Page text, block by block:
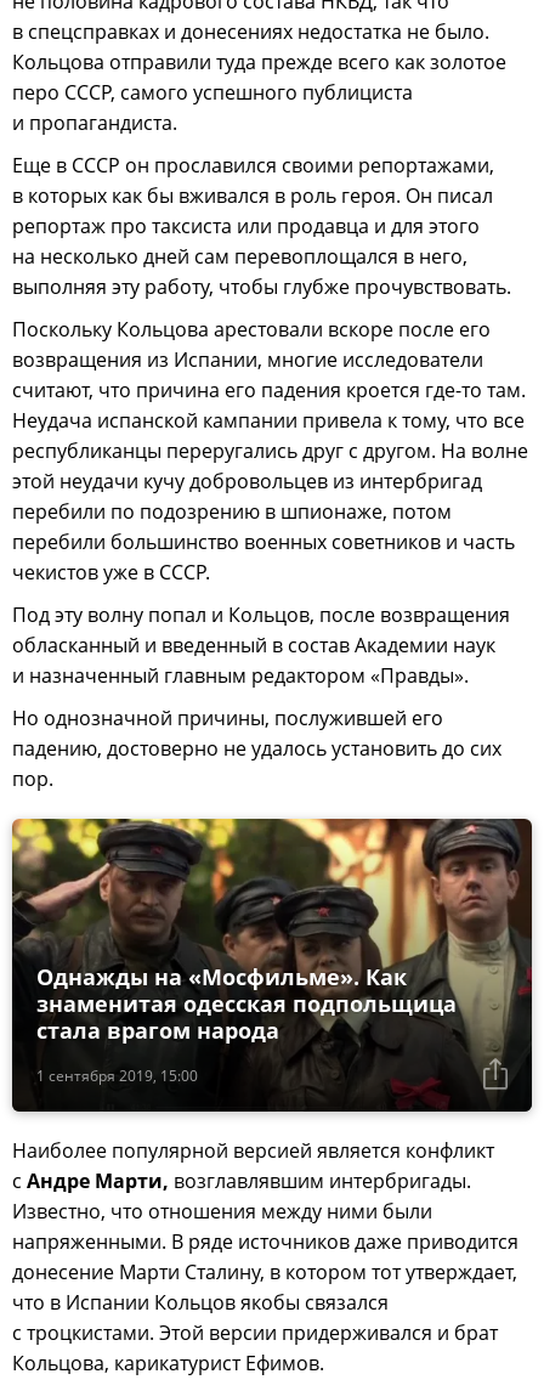
в спецсправках и донесениях недостатка не было.
Кольцова отправили туда прежде всего как золотое
перо СССР, самого успешного публициста
и пропагандиста.
Еще в СССР он прославился своими репортажами,
в которых как бы вживался в роль героя. Он писал
репортаж про таксиста или продавца и для этого
на несколько дней сам перевоплощался в него,
выполняя эту работу, чтобы глубже прочувствовать.
Поскольку Кольцова арестовали вскоре после его
возвращения из Испании, многие исследователи
считают, что причина его падения кроется где-то там.
Неудача испанской кампании привела к тому, что все
республиканцы переругались друг с другом. На волне
этой неудачи кучу добровольцев из интербригад
перебили по подозрению в шпионаже, потом
перебили большинство военных советников и часть
чекистов уже в СССР.
Под эту волну попал и Кольцов, после возвращения
обласканный и введенный в состав Академии наук
и назначенный главным редактором «Правды».
Но однозначной причины, послужившей его
падению, достоверно не удалось установить до сих
пор.
1 сентября 2019, 15:00
Однажды на «Мосфильме». Как
знаменитая одесская подпольщица
стала врагом народа
Наиболее популярной версией является конфликт
с Андре Марти, возглавлявшим интербригады.
Известно, что отношения между ними были
напряженными. В ряде источников даже приводится
донесение Марти Сталину, в котором тот утверждает,
что в Испании Кольцов якобы связался
с троцкистами. Этой версии придерживался и брат
Кольцова, карикатурист Ефимов.